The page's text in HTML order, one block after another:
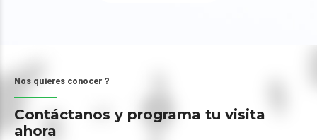
Nos quieres conocer ?
Contáctanos y programa tu visita
ahora